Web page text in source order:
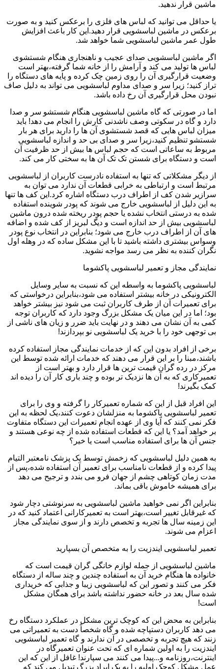
ماشین قرار ندهید.
یا حداقل می توانید که لباس های فلزی را برعکس کنید و به صورت
برعکس در ماشین لباسشویی قرار دهید.این کار باعث افزایش
طول عمر ماشین لباسشویی شما خواهد شد.
اگر ماشین لباسشویی صدای عجیب و ناهنجاری هنگام شستشوی
لباس ها تولید می کند و آرامش را از خانه شما گرفته،بهتر است
وضعیت قرارگیری آن را روی زمین چک کرده و پایه های دستگاه را
تراز کنید؛ زیرا سر و صدای مداوم لباسشویی می تواند به دلیل صاف
نبودن محل قرارگیری آن رخ داده باشد.
اما در صورتی که گاه ماشین لباسشویی هنگام شستشو سر و صدا
دارد و گاه در سکوتی وصف ناشدنی کارش را انجام می دهد! باید
میزان لباس هایی که قصد شستشوی آن ها را دارید برای هر بار
شستشو تنظیم کنید،زیرا سر و صدای بی حد و اندازه لباسشویی
مربوط به ساعاتی است که حجم لباس ها بیش از حد ظرفیت آن
است و دستگاه برای شستن تک تک آن ها به سختی کار می کند.
از دیگر مشکلاتی که تنها به استفاده نادرست کاربران از لباسشویی
مرتبط است و ارتباطی به خرابی قطعات آن ندارد می توان به
سرازیر شدن کف از اطراف درب دستگاه اشاره کرد.این کف ها تنها
به این دلیل از لباسشویی خارج می شوند که پودر شوینده استفاده
شده به درستی انتخاب نشده یا حجم پودر ریخته شده درون ماشین
لباسشویی بیش از حد اندازه است و دیگ لبریز از کف شده و اضافه
های آن از اطراف درب خارج می شود؛ بنابراین در انتخاب نوع پودر
وسواس بیشتری داشته باشید تا با این مشکل ساده که در وهله اول
نگران کننده به نظر می رسد مواجه نشوید.
نمایندگی مجاز و تعمیر لباسشویی پاکشوما
لباسشویی پاکشوما به واسطه این که نسبت به سایر وسایل
الکترونیکی در خانه بیشتر استفاده می شود،بنابراین درخواستی که
برای تعمیرات آن از طرف کاربران ثبت می شود نیز بیشتر خواهد
بود؛ اما در این میان یک مشکل بزرگ وجود دارد که کاربران توجه
کمی به آن نشان می دهند و در نهایت باید ضرر و زیان های ناشی از
بی توجهی خود را با خرید یک لباسشویی نو بپردازند!
برخی از افراد بدون این که از خدمات نمایندگی مجاز استفاده کرده
باشند،مبنا را بر این قرار می دهند که خدمات ارائه شده توسط این
مرکز در رده گران قیمت ترین ها قرار دارد و بهتر است از
تعمیرکاری که به آن ها نزدیک تر بوده و چند باری کار آن را دیده اند
کمک بگیرند!
این افراد قبل از این که شماره تعمیرکار را گرفته و وی را برای
تعمیر لباسشویی پاکشوما به منزلشان دعوت کنند،یک لحظه به این
فکر نمی کنند که آیا وی از عهده انجام تعمیرات این دستگاه متفاوت
بر خواهد آمد؟ یا این که قطعات استفاده شده از چه نوعی هستند و
جنس آن ها برای استفاده مناسب است یا خیر؟
به همین دلیل لباسشویی که زخمش توسط یک پزشک نامعتبر التیام
پیدا کرده و از قطعات نامناسب برای تعمیر آن استفاده شده،پس از
مدت زمان کوتاهی چشم از جهان فرو می بندد و ترجیح می دهد
برای همیشه خاموش باقی بماند.
بنابراین اگر نمی خواهید ماشین لباسشویی به سرنوشتی دچار شود
که غیرقابل تغییر است،بهتر است به تعمیرکارانی اعتماد کنید که در
این زمینه سال ها تجربه و تخصص دارند و از سوی نمایندگی مجاز
اعزام می شوند.
تعمیر لباسشویی ایندزیت را به متخصص آن بسپارید
ماشین لباسشویی از جمله لوازم خانگی گران قیمت است که
خانواده ها هنگام خرید آن به استفاده چندین و چند ساله از دستگاه
فکر می کنند و تصور این که لباسشویی زیبا و جذابی که خریداری
شده سال بعد در خانه حضور نداشته باشد برای همگان مشکل
است!
بنابراین به محض این که کوچک ترین مشکل در عملکرد دستگاه رخ
می دهد کاربران دستپاچه شده و گاه شخصاً دست به تعمیراتی می
زنند که هیچ تجربه و تخصصی در آن ندارند و گاه تعمیر لباسشویی
ایندزیت را به اولین شماره ای که تحت عنوان تعمیرگاه در
اینترنت،روزنامه و...پیدا می کنند می سپارند! غافل از این که این
عمل مشکل کوچک اولیه را به یک ایراد بزرگ تبدیل می کند که